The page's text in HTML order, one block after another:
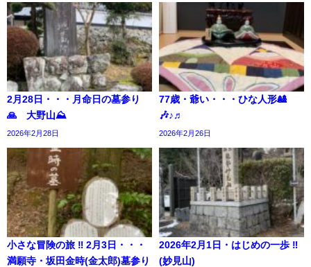
2月28日・・・月命日の墓参り
🙏 大野山⛰️
2026年2月28日
77歳・爺い・・・ひな人形🎎
🎶♪♬
2026年2月26日
小さな冒険の旅 ‼︎ 2月3日・・・
満願寺・坂田金時(金太郎)墓参り
2026年2月1日・はじめの一歩 ‼︎
(妙見山)